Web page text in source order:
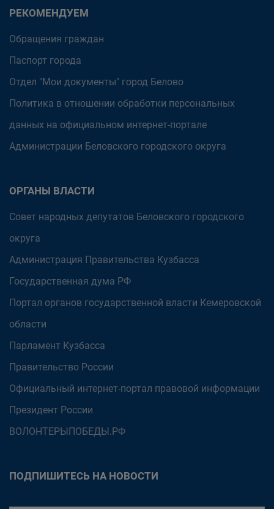
РЕКОМЕНДУЕМ
Обращения граждан
Паспорт города
Отдел "Мои документы" город Белово
Политика в отношении обработки персональных
данных на официальном интернет-портале
Администрации Беловского городского округа
ОРГАНЫ ВЛАСТИ
Совет народных депутатов Беловского городского
округа
Администрация Правительства Кузбасса
Государственная дума РФ
Портал органов государственной власти Кемеровской
области
Парламент Кузбасса
Правительство России
Официальный интернет-портал правовой информации
Президент России
ВОЛОНТЕРЫПОБЕДЫ.РФ
ПОДПИШИТЕСЬ НА НОВОСТИ